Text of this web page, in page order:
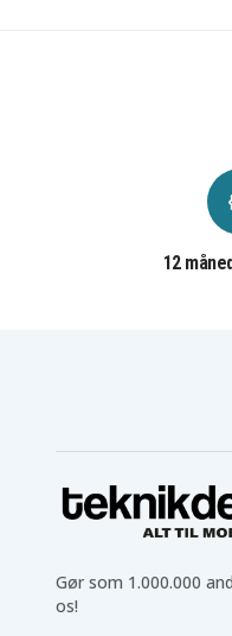
12
Gør som 1.000.000
os!